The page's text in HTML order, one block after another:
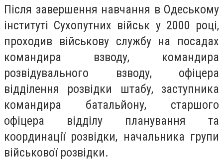
Після завершення навчання в Одеському
інституті Сухопутних військ у 2000 році,
проходив військову службу на посадах
командира взводу, командира
розвідувального взводу, офіцера
відділення розвідки штабу, заступника
командира батальйону, старшого
офіцера відділу планування та
координації розвідки, начальника групи
військової розвідки.